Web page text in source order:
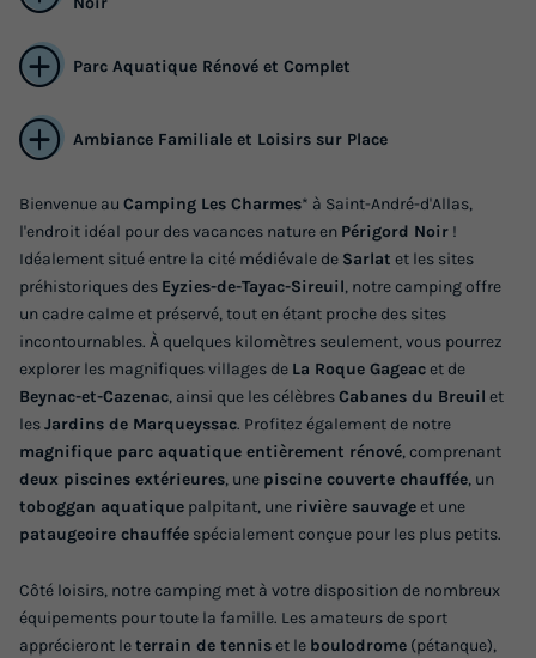
TENTE TOILE ET BOIS 6 personnes -
Lodgetent, type LG+ jour de basculement
samedi
Adultes
6
Chambres
2
Salle de bain
1
Animaux autorisés * Cafetière Congélateur Réfrigérateur
Salon de jardin
jour de basculement samedi
du 06/09/2026 au 13/09/2026
Parc Aquatique Rénové et Complet
Ambiance Familiale et Loisirs sur Place
Bienvenue au Camping Les Charmes* à Saint-André-d'Allas,
l'endroit idéal pour des vacances nature en Périgord Noir !
Idéalement situé entre la cité médiévale de Sarlat et les sites
préhistoriques des Eyzies-de-Tayac-Sireuil, notre camping offre
un cadre calme et préservé, tout en étant proche des sites
incontournables. À quelques kilomètres seulement, vous pourrez
explorer les magnifiques villages de La Roque Gageacet de
Beynac-et-Cazenac, ainsi que les célèbresCabanes du Breuil et
lesJardins de Marqueyssac. Profitez également de notre
magnifique parc aquatique entièrement rénové, comprenant
deux piscines extérieures, une piscine couverte chauffée, un
toboggan aquatique palpitant, une rivière sauvageet une
pataugeoire chauffée spécialement conçue pour les plus petits.
Côté loisirs, notre camping met à votre disposition de nombreux
équipements pour toute la famille. Les amateurs de sport
apprécieront leterrain de tenniset le boulodrome (pétanque),